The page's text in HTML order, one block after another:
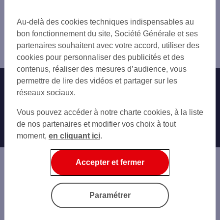
SOLLIÈS-PONT
LA SEYNE-SUR-MER
OLLIOULES
CUERS
SIX-FOURS-LES-PLAGES
SANARY-SUR-MER
84 VAUCLUSE
Nos engagements Nous contacter
Autres sites SG
Professionnels
Entreprises
Associations
Banque privée
Economie Publique
Informations légales
Au-delà des cookies techniques indispensables au
bon fonctionnement du site, Société Générale et ses
partenaires souhaitent avec votre accord, utiliser des
cookies pour personnaliser des publicités et des
contenus, réaliser des mesures d’audience, vous
permettre de lire des vidéos et partager sur les
réseaux sociaux.
Vous pouvez accéder à notre charte cookies, à la liste
de nos partenaires et modifier vos choix à tout
moment, en cliquant ici.
Accepter et fermer
Paramétrer